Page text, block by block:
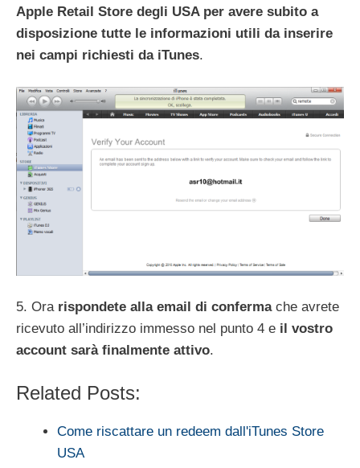
Apple Retail Store degli USA per avere subito a
disposizione tutte le informazioni utili da inserire
nei campi richiesti da iTunes.
5. Orarispondete alla email di conferma che avrete
ricevuto all’indirizzo immesso nel punto 4 e il vostro
account sarà finalmente attivo.
Related Posts:
Come riscattare un redeem dall'iTunes Store
USA